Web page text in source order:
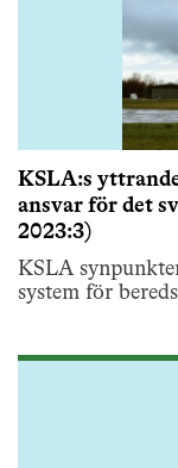
KSLA:s
ansvar för det
2023:3)
KSLA
system för